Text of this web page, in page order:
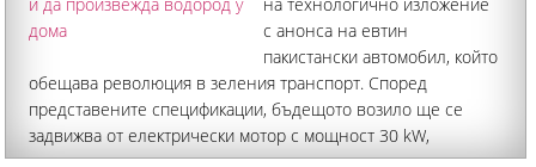
с анонса на евтин
пакистански автомобил, който
обещава революция в зеления транспорт. Според
представените спецификации, бъдещото возило ще се
задвижва от електрически мотор с мощност 30 kW,
развиващ максимална скорост от 90 км/ч